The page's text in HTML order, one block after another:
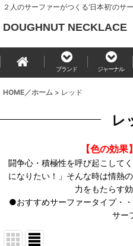
２人のサーファーがつくる‘日本初’のサ
DOUGHNUT NECKLACE
ブランド ジャーナル
HOME／ホーム > レッド
レ
【色の効
闘争心・積極性を呼び起こして
になりたい！」そんな時は情熱
力をもたらす
●おすすめサーファータイプ・
サー